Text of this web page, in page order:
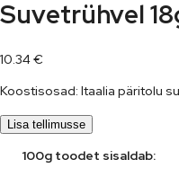
Suvetrühvel
10.34€
Koostisosad: Itaalia päritolu
Lisa tellimusse
      100g toodet sisaldab: